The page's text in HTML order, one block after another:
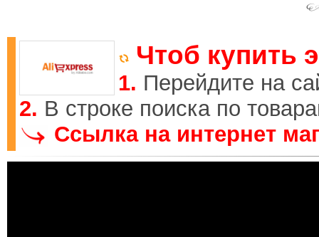
Чтоб купить
1. Перейдите на
2. В строке поиска по
Ссылка на интернет